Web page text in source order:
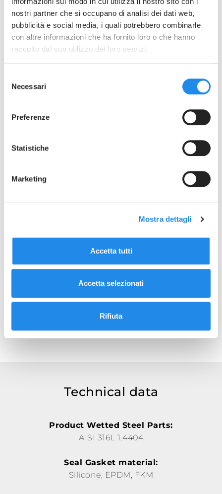
nostri partner che si occupano di analisi dei dati web,
pubblicità e social media, i quali potrebbero combinarle
con altre informazioni che ha fornito loro o che hanno
raccolto dal suo utilizzo dei loro servizi.
delNecessari
Preferenze
Statistiche
Marketing
Mostra dettagli
Accetta tutti
Accetta selezionati
Rifiuta
VFS Sanitary Butterfly Valve Rev1
40VF Seals Replacement Rev6
PED declaration VF Rev0
Tank bottom butterfly valve
Data sheets:
Technical data
Product Wetted Steel Parts:
AISI 316L 1.4404
Seal Gasket material:
Silicone, EPDM, FKM